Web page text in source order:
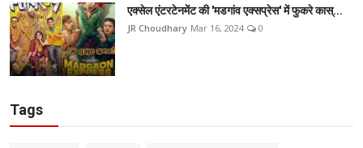
एक्सेल एंटरटेनमेंट की 'मडगांव एक्सप्रेस' में फुकरे कास्...
JR Choudhary Mar 16, 2024 0
Tags